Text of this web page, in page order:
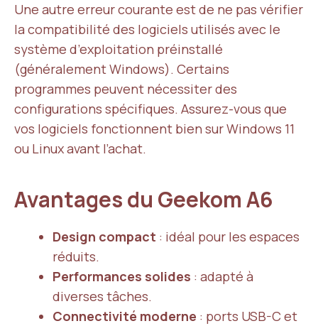
Une autre erreur courante est de ne pas vérifier
la compatibilité des logiciels utilisés avec le
système d’exploitation préinstallé
(généralement Windows). Certains
programmes peuvent nécessiter des
configurations spécifiques. Assurez-vous que
vos logiciels fonctionnent bien sur Windows 11
ou Linux avant l’achat.
Avantages du Geekom A6
Design compact : idéal pour les espaces
réduits.
Performances solides : adapté à
diverses tâches.
Connectivité moderne : ports USB-C et